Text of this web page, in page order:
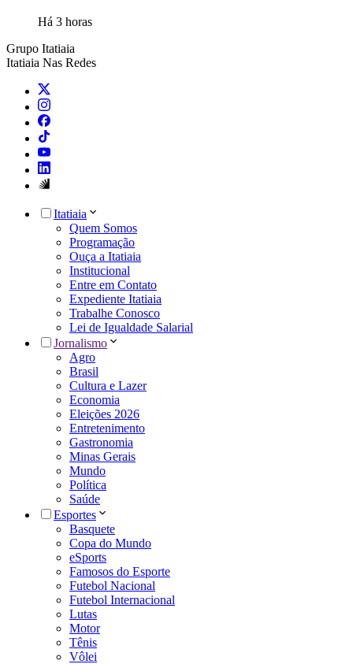
Há 3 horas
Grupo Itatiaia
Itatiaia Nas Redes
Itatiaia
Quem Somos
Programação
Ouça a Itatiaia
Institucional
Entre em Contato
Expediente Itatiaia
Trabalhe Conosco
Lei de Igualdade Salarial
Jornalismo
Agro
Brasil
Cultura e Lazer
Economia
Eleições 2026
Entretenimento
Gastronomia
Minas Gerais
Mundo
Política
Saúde
Esportes
Basquete
Copa do Mundo
eSports
Famosos do Esporte
Futebol Nacional
Futebol Internacional
Lutas
Motor
Tênis
Vôlei